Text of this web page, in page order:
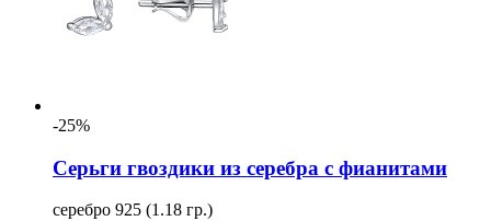
-25%
Серьги гвоздики из серебра с фианитами
серебро 925 (1.18 гр.)